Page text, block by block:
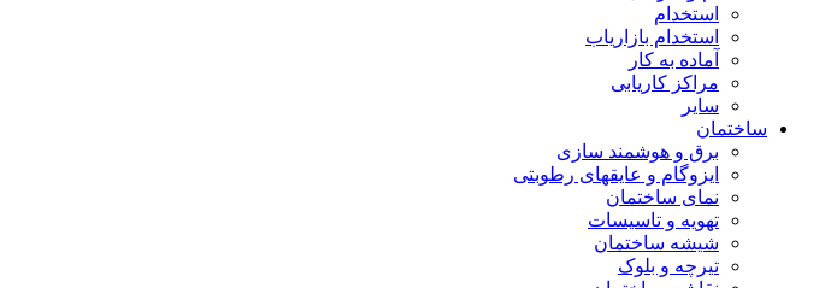
استخدام
استخدام بازاریاب
آماده به کار
مراکز کاریابی
سایر
ساختمان
برق و هوشمند سازی
ایزوگام و عایقهای رطوبتی
نمای ساختمان
تهویه و تاسیسات
شیشه ساختمان
تیرچه و بلوک